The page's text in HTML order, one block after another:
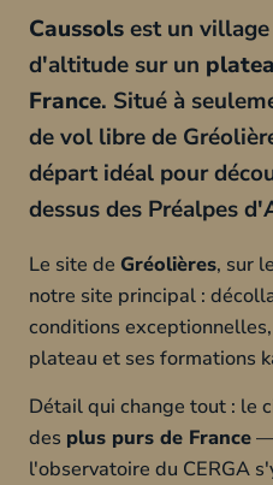
Caussolsest un
d'altitude sur un
France. Situé à
de vol libre de
départ idéal pour
dessus des Préalpes
Le site de Gréolières, sur
notre site principal :
conditions
plateau et ses formations
Détail qui change tout : le
des plus purs de France—
l'observatoire du CERGA